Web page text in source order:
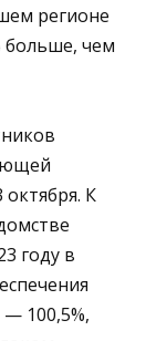
регионе
больше, чем
К
году в
100,5%,